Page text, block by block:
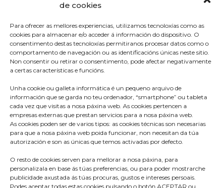
de cookies
Para ofrecer as mellores experiencias, utilizamos tecnoloxías como as
cookies para almacenar e/o acceder á información do dispositivo. O
consentimento destas tecnoloxías permitiranos procesar datos como o
comportamento de navegación ou as identificacións únicas neste sitio.
Non consentir ou retirar o consentimento, pode afectar negativamente
a certas características e funcións.
Unha cookie ou galleta informática é un pequeno arquivo de
información que se garda no teu ordenador, “smartphone” ou tableta
cada vez que visitas a nosa páxina web. As cookies pertencen a
empresas externas que prestan servicios para a nosa páxina web.
As cookies poden ser de varios tipos: as cookies técnicas son necesarias
para que a nosa páxina web poida funcionar, non necesitan da túa
autorización e son as únicas que temos activadas por defecto.
O resto de cookies serven para mellorar a nosa páxina, para
personalizala en base ás túas preferencias, ou para poder mostrarche
publicidade axustada ás túas procuras, gustos e intereses persoais.
Podes aceptar todas estas cookies pulsando o botón ACEPTAR ou
Praza do Concello s/n
36680 A Estrada – Pontevedra